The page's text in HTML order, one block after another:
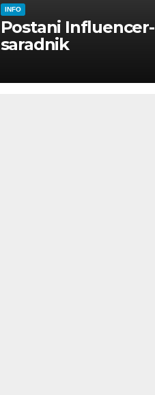
INFO
Postani Influencer-
saradnik